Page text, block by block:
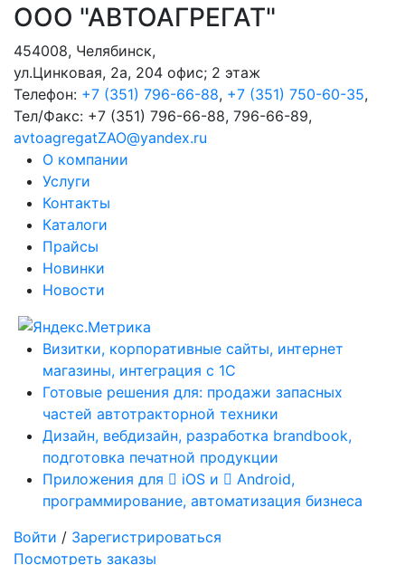
ООО "АВТОАГРЕГАТ"
454008, Челябинск,
ул.Цинковая, 2а, 204 офис; 2 этаж
Телефон: +7 (351) 796-66-88, +7 (351) 750-60-35,
Тел/Факс: +7 (351) 796-66-88, 796-66-89,
avtoagregatZAO@yandex.ru
О компании
Услуги
Контакты
Каталоги
Прайсы
Новинки
Новости
Визитки, корпоративные сайты, интернет
магазины, интеграция с 1С
Готовые решения для: продажи запасных
частей автотракторной техники
Дизайн, вебдизайн, разработка brandbook,
подготовка печатной продукции
Приложения для
iOS и
Android,
программирование, автоматизация бизнеса
Войти / Зарегистрироваться
Посмотреть заказы